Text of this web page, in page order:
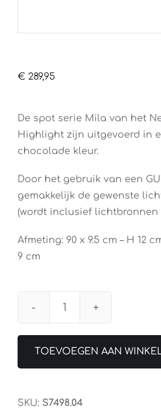
€ 289,95
De spot serie Mila van het
Highlight zijn uitgevoerd in
chocolade kleur.
Door het gebruik van een
gemakkelijk de gewenste
(wordt inclusief lichtbronnen
Afmeting: 90 x 9.5 cm – H 12
9 cm
Spot
4Lichts
aantal
TOEVOEGEN AAN
SKU: S7498.04